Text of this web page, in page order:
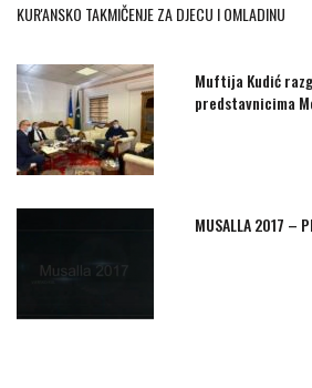
KUR'ANSKO TAKMIČENJE ZA DJECU I OMLADINU
Muftija Kudić
predstavnicima
MUSALLA 2017 –